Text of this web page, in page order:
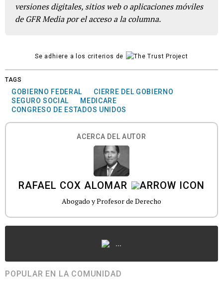
versiones digitales, sitios web o aplicaciones móviles
de GFR Media por el acceso a la columna.
Se adhiere a los criterios de
TAGS
GOBIERNO FEDERAL
CIERRE DEL GOBIERNO
SEGURO SOCIAL
MEDICARE
CONGRESO DE ESTADOS UNIDOS
ACERCA DEL AUTOR
RAFAEL COX ALOMAR
Abogado y Profesor de Derecho
...
POPULAR EN LA COMUNIDAD